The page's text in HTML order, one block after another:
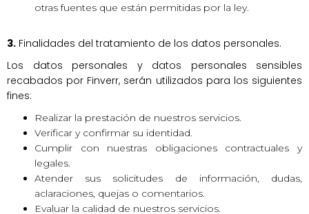
otras fuentes que están permitidas por la ley.
3. Finalidades del tratamiento de los datos personales.
Los datos personales y datos personales sensibles
recabados por Finverr, serán utilizados para los siguientes
fines:
Realizar la prestación de nuestros servicios.
Verificar y confirmar su identidad.
Cumplir con nuestras obligaciones contractuales y
legales.
Atender sus solicitudes de información, dudas,
aclaraciones, quejas o comentarios.
Evaluar la calidad de nuestros servicios.